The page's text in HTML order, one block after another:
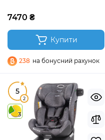
7470 ₴
Купити
238 на бонусний рахунок
5
2
3